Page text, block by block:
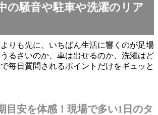
の騒音や駐車や洗濯のリア
りも先に、いちばん生活に響くのが足場
るさいのか、車は出せるのか、洗濯はど
毎日質問されるポイントだけをギュッと
目安を体感！現場で多い1日のタ